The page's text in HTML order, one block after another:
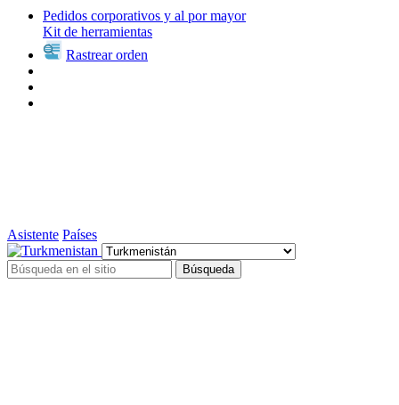
Pedidos corporativos y al por mayor
Kit de herramientas
Rastrear orden
Asistente Países
Búsqueda